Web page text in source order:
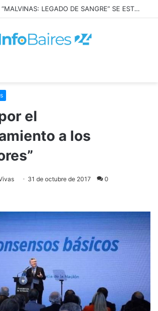
LA PELÍCULA “MALVINAS: LEGADO DE SANGRE” SE ESTRENARÁ EN PRIME VIDEO
el
a los
31 de octubre de 2017 0